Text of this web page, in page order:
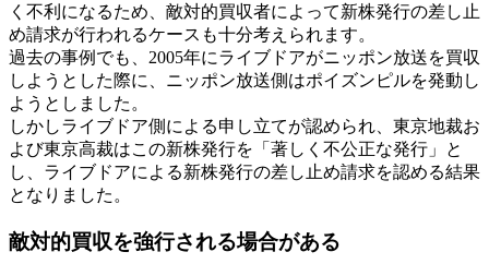
く不利になるため、敵対的買収者によって新株発行の差し止
め請求が行われるケースも十分考えられます。
過去の事例でも、2005年にライブドアがニッポン放送を買収
しようとした際に、ニッポン放送側はポイズンピルを発動し
ようとしました。
しかしライブドア側による申し立てが認められ、東京地裁お
よび東京高裁はこの新株発行を「著しく不公正な発行」と
し、ライブドアによる新株発行の差し止め請求を認める結果
となりました。
敵対的買収を強行される場合がある